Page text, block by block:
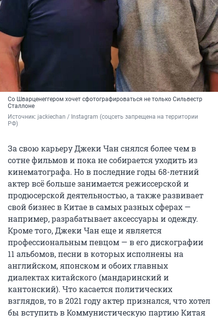
Со Шварценеггером хочет сфотографироваться не только Сильвестр
Сталлоне
Источник: jackiechan / Instagram (соцсеть запрещена на территории
РФ)
За свою карьеру Джеки Чан снялся более чем в
сотне фильмов и пока не собирается уходить из
кинематографа. Но в последние годы 68-летний
актер всё больше занимается режиссерской и
продюсерской деятельностью, а также развивает
свой бизнес в Китае в самых разных сферах —
например, разрабатывает аксессуары и одежду.
Кроме того, Джеки Чан еще и является
профессиональным певцом — в его дискографии
11 альбомов, песни в которых исполнены на
английском, японском и обоих главных
диалектах китайского (мандаринский и
кантонский). Что касается политических
взглядов, то в 2021 году актер признался, что хотел
бы вступить в Коммунистическую партию Китая